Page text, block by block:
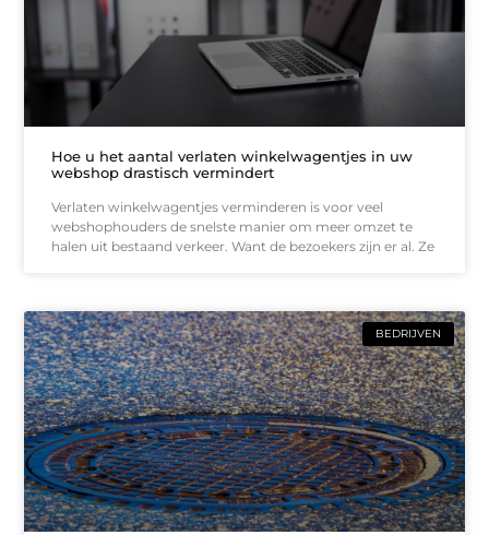
Hoe u het aantal verlaten winkelwagentjes in uw
webshop drastisch vermindert
Verlaten winkelwagentjes verminderen is voor veel
webshophouders de snelste manier om meer omzet te
halen uit bestaand verkeer. Want de bezoekers zijn er al. Ze
BEDRIJVEN